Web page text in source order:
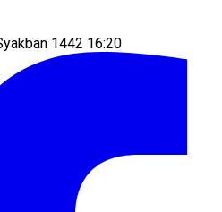
1442 16:20